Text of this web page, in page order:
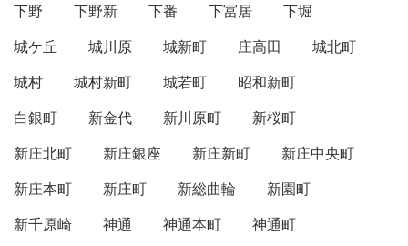
下野
下野新 下番 下冨居
下堀
城ケ丘
城川原 城新町 庄高田
城北町
城村
城村新町 城若町
昭和新町
白銀町
新金代 新川原町
新桜町
新庄北町
新庄銀座 新庄新町
新庄中央町
新庄本町
新庄町 新総曲輪
新園町
新千原崎
神通 神通本町
神通町